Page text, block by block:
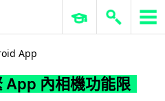
緊 App 內相機功能限制
ERP 與商業 AI
App
App 內相機功能限